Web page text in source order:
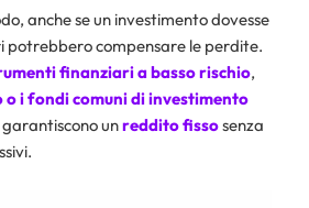
anche se un investimento dovesse
potrebbero compensare le perdite.
finanziari a basso rischio,
i fondi comunidi investimento
garantiscono unredditofissosenza